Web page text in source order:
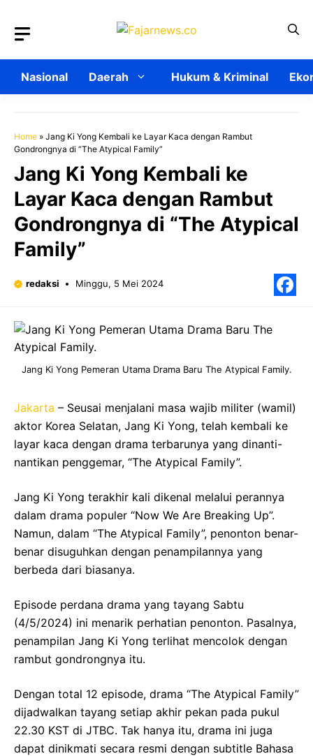
Nasional Daerah Hukum & Kriminal
Home » Jang Ki Yong Kembali ke Layar Kaca dengan Rambut
Gondrongnya di “The Atypical Family”
Jang Ki Yong Kembali ke
Layar Kaca dengan Rambut
Gondrongnya di “The Atypical
Family”
redaksi Minggu, 5 Mei 2024
Jang Ki Yong Pemeran Utama Drama Baru The Atypical Family.
Jakarta – Seusai menjalani masa wajib militer (wamil)
aktor Korea Selatan, Jang Ki Yong, telah kembali ke
layar kaca dengan drama terbarunya yang dinanti-
nantikan penggemar, “The Atypical Family”.
Jang Ki Yong terakhir kali dikenal melalui perannya
dalam drama populer “Now We Are Breaking Up”.
Namun, dalam “The Atypical Family”, penonton benar-
benar disuguhkan dengan penampilannya yang
berbeda dari biasanya.
Episode perdana drama yang tayang Sabtu
(4/5/2024) ini menarik perhatian penonton. Pasalnya,
penampilan Jang Ki Yong terlihat mencolok dengan
rambut gondrongnya itu.
Dengan total 12 episode, drama “The Atypical Family”
dijadwalkan tayang setiap akhir pekan pada pukul
22.30 KST di JTBC. Tak hanya itu, drama ini juga
dapat dinikmati secara resmi dengan subtitle Bahasa